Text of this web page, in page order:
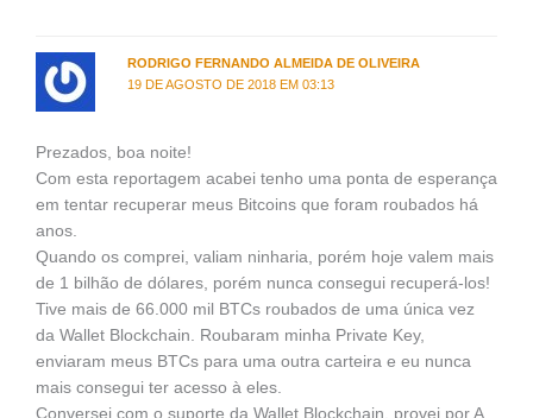
RODRIGO FERNANDO ALMEIDA DE OLIVEIRA
19 DE AGOSTO DE 2018 EM 03:13
Prezados, boa noite!
Com esta reportagem acabei tenho uma ponta de esperança
em tentar recuperar meus Bitcoins que foram roubados há
anos.
Quando os comprei, valiam ninharia, porém hoje valem mais
de 1 bilhão de dólares, porém nunca consegui recuperá-los!
Tive mais de 66.000 mil BTCs roubados de uma única vez
da Wallet Blockchain. Roubaram minha Private Key,
enviaram meus BTCs para uma outra carteira e eu nunca
mais consegui ter acesso à eles.
Conversei com o suporte da Wallet Blockchain, provei por A